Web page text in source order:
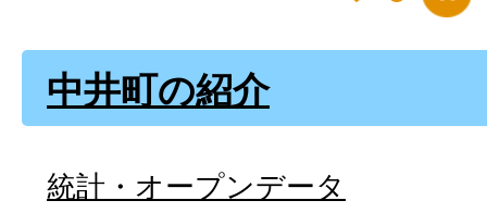
中井町の紹介
統計・オープンデータ